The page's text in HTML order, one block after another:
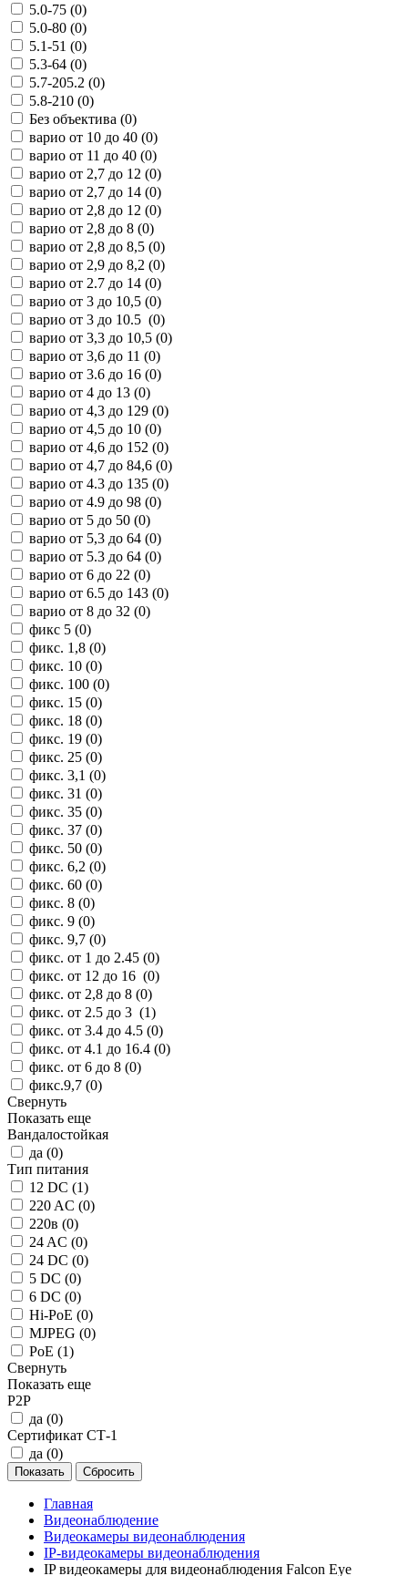
5.0-75 (0)
5.0-80 (0)
5.1-51 (0)
5.3-64 (0)
5.7-205.2 (0)
5.8-210 (0)
Без объектива (0)
варио от 10 до 40 (0)
варио от 11 до 40 (0)
варио от 2,7 до 12 (0)
варио от 2,7 до 14 (0)
варио от 2,8 до 12 (0)
варио от 2,8 до 8 (0)
варио от 2,8 до 8,5 (0)
варио от 2,9 до 8,2 (0)
варио от 2.7 до 14 (0)
варио от 3 до 10,5 (0)
варио от 3 до 10.5 (0)
варио от 3,3 до 10,5 (0)
варио от 3,6 до 11 (0)
варио от 3.6 до 16 (0)
варио от 4 до 13 (0)
варио от 4,3 до 129 (0)
варио от 4,5 до 10 (0)
варио от 4,6 до 152 (0)
варио от 4,7 до 84,6 (0)
варио от 4.3 до 135 (0)
варио от 4.9 до 98 (0)
варио от 5 до 50 (0)
варио от 5,3 до 64 (0)
варио от 5.3 до 64 (0)
варио от 6 до 22 (0)
варио от 6.5 до 143 (0)
варио от 8 до 32 (0)
фикс 5 (0)
фикс. 1,8 (0)
фикс. 10 (0)
фикс. 100 (0)
фикс. 15 (0)
фикс. 18 (0)
фикс. 19 (0)
фикс. 25 (0)
фикс. 3,1 (0)
фикс. 31 (0)
фикс. 35 (0)
фикс. 37 (0)
фикс. 50 (0)
фикс. 6,2 (0)
фикс. 60 (0)
фикс. 8 (0)
фикс. 9 (0)
фикс. 9,7 (0)
фикс. от 1 до 2.45 (0)
фикс. от 12 до 16 (0)
фикс. от 2,8 до 8 (0)
фикс. от 2.5 до 3 (1)
фикс. от 3.4 до 4.5 (0)
фикс. от 4.1 до 16.4 (0)
фикс. от 6 до 8 (0)
фикс.9,7 (0)
Свернуть
Показать еще
Вандалостойкая
да (0)
Тип питания
12 DC (1)
220 AC (0)
220в (0)
24 AC (0)
24 DC (0)
5 DC (0)
6 DC (0)
Hi-PoE (0)
MJPEG (0)
PoE (1)
Свернуть
Показать еще
P2P
да (0)
Сертификат СТ-1
да (0)
Главная
Видеонаблюдение
Видеокамеры видеонаблюдения
IP‑видеокамеры видеонаблюдения
IP видеокамеры для видеонаблюдения Falcon Eye